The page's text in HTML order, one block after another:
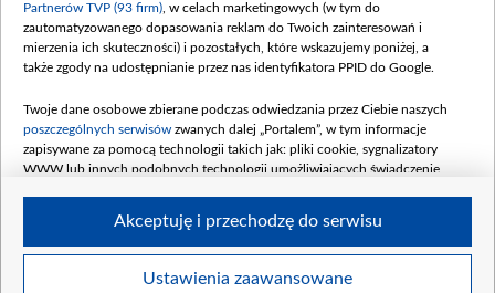
Partnerów TVP (93 firm) , w celach marketingowych (w tym do
zautomatyzowanego dopasowania reklam do Twoich zainteresowań i
mierzenia ich skuteczności) i pozostałych, które wskazujemy poniżej, a
także zgody na udostępnianie przez nas identyfikatora PPID do Google.
Twoje dane osobowe zbierane podczas odwiedzania przez Ciebie naszych
poszczególnych serwisów zwanych dalej „Portalem”, w tym informacje
zapisywane za pomocą technologii takich jak: pliki cookie, sygnalizatory
WWW lub innych podobnych technologii umożliwiających świadczenie
Twoje dane osobowe zbierane podczas odwiedzania przez Ciebie
Ustawienia zaawansowane
Akceptuję i przechodzę do serwisu